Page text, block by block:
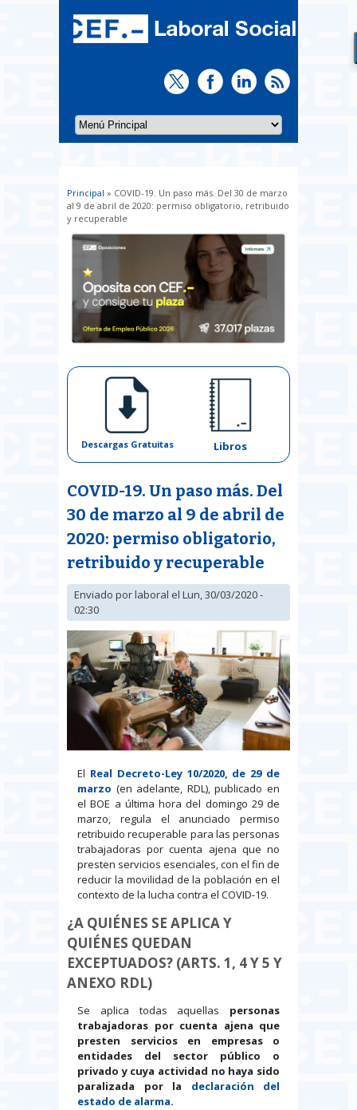
Usted está aquí
Principal » COVID-19. Un paso más. Del 30 de marzo
al 9 de abril de 2020: permiso obligatorio, retribuido
y recuperable
Descargas Gratuitas Libros
COVID-19. Un paso más. Del
30 de marzo al 9 de abril de
2020: permiso obligatorio,
retribuido y recuperable
Enviado porlaboral el Lun, 30/03/2020 -
02:30
El Real Decreto-Ley 10/2020, de 29 de
marzo (en adelante, RDL), publicado en
el BOE a última hora del domingo 29 de
marzo, regula el anunciado permiso
retribuido recuperable para las personas
trabajadoras por cuenta ajena que no
presten servicios esenciales, con el fin de
reducir la movilidad de la población en el
contexto de la lucha contra el COVID-19.
¿A QUIÉNES SE APLICA Y
QUIÉNES QUEDAN
EXCEPTUADOS? (ARTS. 1, 4 Y 5 Y
ANEXO RDL)
Se aplica todas aquellas personas
trabajadoras por cuenta ajena que
presten servicios en empresas o
entidades del sector público o
privado y cuya actividad no haya sido
paralizada por la declaración del
estado de alarma.